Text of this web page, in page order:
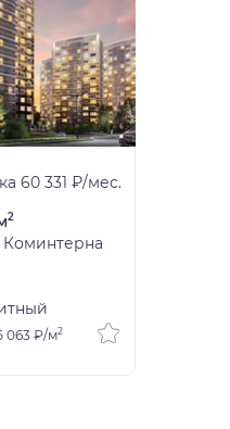
60 331 ₽/мес.
2
063 ₽/м2